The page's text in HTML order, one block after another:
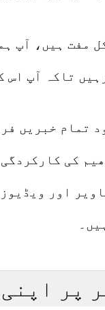
مفت ہیں، آپ
رہیں تاکہ آپ
تمام خبریں
کی
اور
پر